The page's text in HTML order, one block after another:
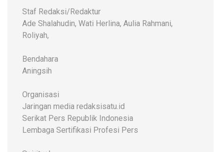
Staf Redaksi/Redaktur
Ade Shalahudin, Wati Herlina, Aulia Rahmani,
Roliyah,
Bendahara
Aningsih
Organisasi
Jaringan media redaksisatu.id
Serikat Pers Republik Indonesia
Lembaga Sertifikasi Profesi Pers